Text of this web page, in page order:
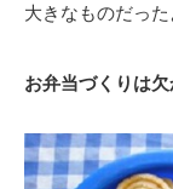
大きなものだった
お弁当づくりは欠